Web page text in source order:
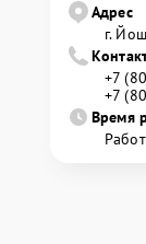
Адрес
г.
+7
+7
Время